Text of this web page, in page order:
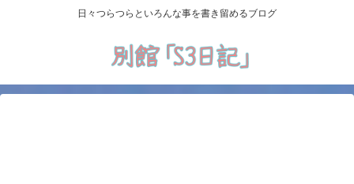
日々つらつらといろんな事を書き留めるブログ